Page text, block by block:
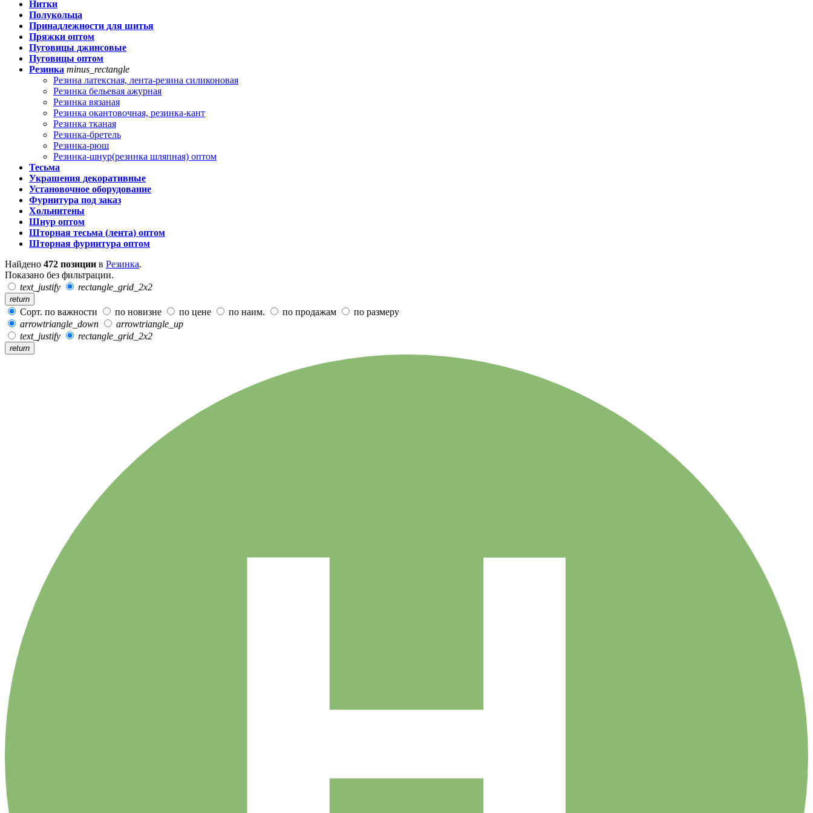
Нитки
Полукольца
Принадлежности для шитья
Пряжки оптом
Пуговицы джинсовые
Пуговицы оптом
Резинка minus_rectangle
Резина латексная, лента-резина силиконовая
Резинка бельевая ажурная
Резинка вязаная
Резинка окантовочная, резинка-кант
Резинка тканая
Резинка-бретель
Резинка-рюш
Резинка-шнур(резинка шляпная) оптом
Тесьма
Украшения декоративные
Установочное оборудование
Фурнитура под заказ
Хольнитены
Шнур оптом
Шторная тесьма (лента) оптом
Шторная фурнитура оптом
Найдено 472 позиции в Резинка.
Показано без фильтрации.
text_justify
rectangle_grid_2x2
return
Сорт. по важности по новизне по цене по наим. по продажам
по размеру
arrowtriangle_down
arrowtriangle_up
text_justify
rectangle_grid_2x2
return